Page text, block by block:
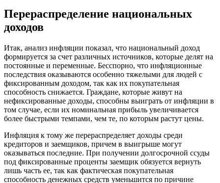
Перераспределение национальных
доходов
Итак, анализ инфляции показал, что национальный доход
формируется за счет различных источников, которые делят на
постоянные и переменные. Бесспорно, что инфляционные
последствия оказываются особенно тяжелыми для людей с
фиксированным доходом, так как их покупательная
способность снижается. Граждане, которые живут на
нефиксированные доходы, способны выиграть от инфляции в
том случае, если их номинальная прибыль увеличивается
более быстрыми темпами, чем те, по которым растут цены.
Инфляция к тому же перераспределяет доходы среди
кредиторов и заемщиков, причем в выигрыше могут
оказываться последние. При получении долгосрочной ссуды
под фиксированные проценты заемщик обязуется вернуть
лишь часть ее, так как фактическая покупательная
способность денежных средств уменьшится по причине